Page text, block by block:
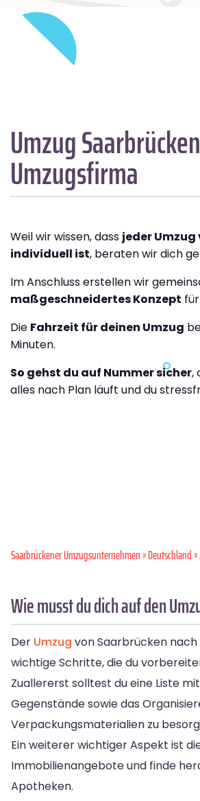
Umzug Saarbrücken
Umzugsfirma
Weil wir wissen, dass jeder
individuell ist, beraten wir dich
Im Anschluss erstellen wir
maßgeschneidertes Konzept
Die Fahrzeit für deinen Umzug
Minuten.
So gehst du auf Nummer sicher,
alles nach Plan läuft und du
Saarbrückener Umzugsunternehmen»Deutschland
Wie musst du dich auf den
Der Umzug von Saarbrücken
wichtige Schritte, die du
Zuallererst solltest du eine Liste
Gegenstände sowie das
Verpackungsmaterialien zu
Ein weiterer wichtiger Aspekt ist
Immobilienangebote und finde
Apotheken.